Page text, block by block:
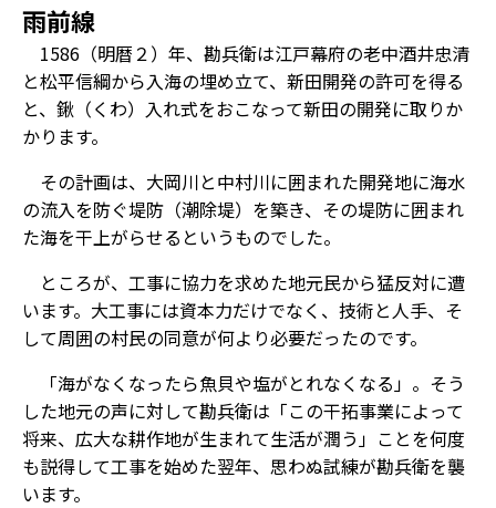
雨前線
1586（明暦２）年、勘兵衛は江戸幕府の老中酒井忠清
と松平信綱から入海の埋め立て、新田開発の許可を得る
と、鍬（くわ）入れ式をおこなって新田の開発に取りか
かります。
その計画は、大岡川と中村川に囲まれた開発地に海水
の流入を防ぐ堤防（潮除堤）を築き、その堤防に囲まれ
た海を干上がらせるというものでした。
ところが、工事に協力を求めた地元民から猛反対に遭
います。大工事には資本力だけでなく、技術と人手、そ
して周囲の村民の同意が何より必要だったのです。
「海がなくなったら魚貝や塩がとれなくなる」。そう
した地元の声に対して勘兵衛は「この干拓事業によって
将来、広大な耕作地が生まれて生活が潤う」ことを何度
も説得して工事を始めた翌年、思わぬ試練が勘兵衛を襲
います。